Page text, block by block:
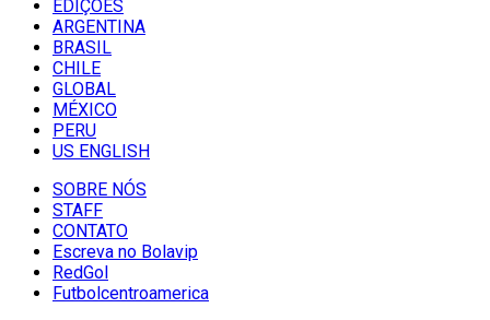
EDIÇÕES
ARGENTINA
BRASIL
CHILE
GLOBAL
MÉXICO
PERU
US ENGLISH
SOBRE NÓS
STAFF
CONTATO
Escreva no Bolavip
RedGol
Futbolcentroamerica